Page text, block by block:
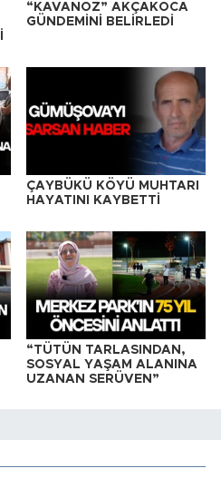
“KAVANOZ” AKÇAKOCA
GÜNDEMİNİ BELİRLEDİ
ÇAYBÜKÜ KÖYÜ MUHTARI
HAYATINI KAYBETTİ
“TÜTÜN TARLASINDAN,
SOSYAL YAŞAM ALANINA
UZANAN SERÜVEN”